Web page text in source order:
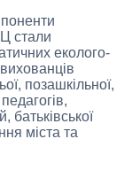
стали
еколого-
позашкільної,
батьківської
міста та